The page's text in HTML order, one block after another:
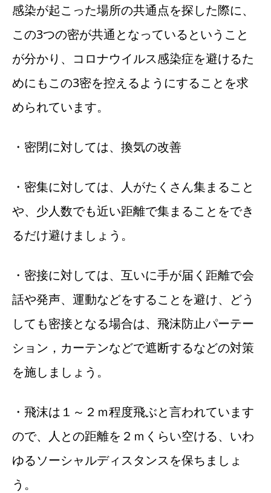
感染が起こった場所の共通点を探した際に、
この3つの密が共通となっているということ
が分かり、コロナウイルス感染症を避けるた
めにもこの3密を控えるようにすることを求
められています。
・密閉に対しては、換気の改善
・密集に対しては、人がたくさん集まること
や、少人数でも近い距離で集まることをでき
るだけ避けましょう。
・密接に対しては、互いに手が届く距離で会
話や発声、運動などをすることを避け、どう
しても密接となる場合は、飛沫防止パーテー
ション，カーテンなどで遮断するなどの対策
を施しましょう。
・飛沫は１～２ｍ程度飛ぶと言われています
ので、人との距離を２ｍくらい空ける、いわ
ゆるソーシャルディスタンスを保ちましょ
う。